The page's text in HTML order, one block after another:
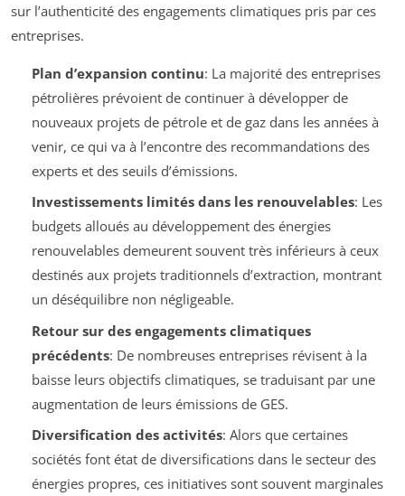
sur l’authenticité des engagements climatiques pris par ces
entreprises.
Plan d’expansion continu: La majorité des entreprises
pétrolières prévoient de continuer à développer de
nouveaux projets de pétrole et de gaz dans les années à
venir, ce qui va à l’encontre des recommandations des
experts et des seuils d’émissions.
Investissements limités dans les renouvelables: Les
budgets alloués au développement des énergies
renouvelables demeurent souvent très inférieurs à ceux
destinés aux projets traditionnels d’extraction, montrant
un déséquilibre non négligeable.
Retour sur des engagements climatiques
précédents: De nombreuses entreprises révisent à la
baisse leurs objectifs climatiques, se traduisant par une
augmentation de leurs émissions de GES.
Diversification des activités: Alors que certaines
sociétés font état de diversifications dans le secteur des
énergies propres, ces initiatives sont souvent marginales